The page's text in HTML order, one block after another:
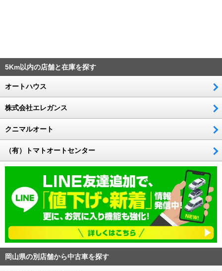
5Km以内の店舗と在庫を探す
オートハウス
株式会社エレガンス
クニマルオート
（有）トマトオートセンター
岡山県の別店舗から中古車を探す